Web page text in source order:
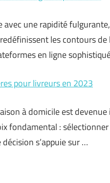
avec une rapidité
les contours
en ligne
pour livreurs en 2023
à domicile est
fondamental :
s’appuie sur …